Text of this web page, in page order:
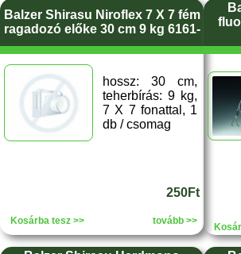
Balzer Shirasu Niroflex 7 X 7 fém
ragadozó előke 30 cm 9 kg 6161-
hossz: 30 cm,
teherbírás: 9 kg,
7 X 7 fonattal, 1
db / csomag
250Ft
Kosárba tesz >> tovább >>